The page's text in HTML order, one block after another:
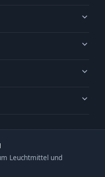
Leuchtmittel und